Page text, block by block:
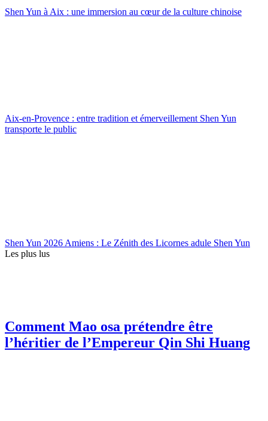
Shen Yun à Aix : une immersion au cœur de la culture chinoise
Aix-en-Provence : entre tradition et émerveillement Shen Yun
transporte le public
Shen Yun 2026 Amiens : Le Zénith des Licornes adule Shen Yun
Les plus lus
Comment Mao osa prétendre être
l’héritier de l’Empereur Qin Shi Huang